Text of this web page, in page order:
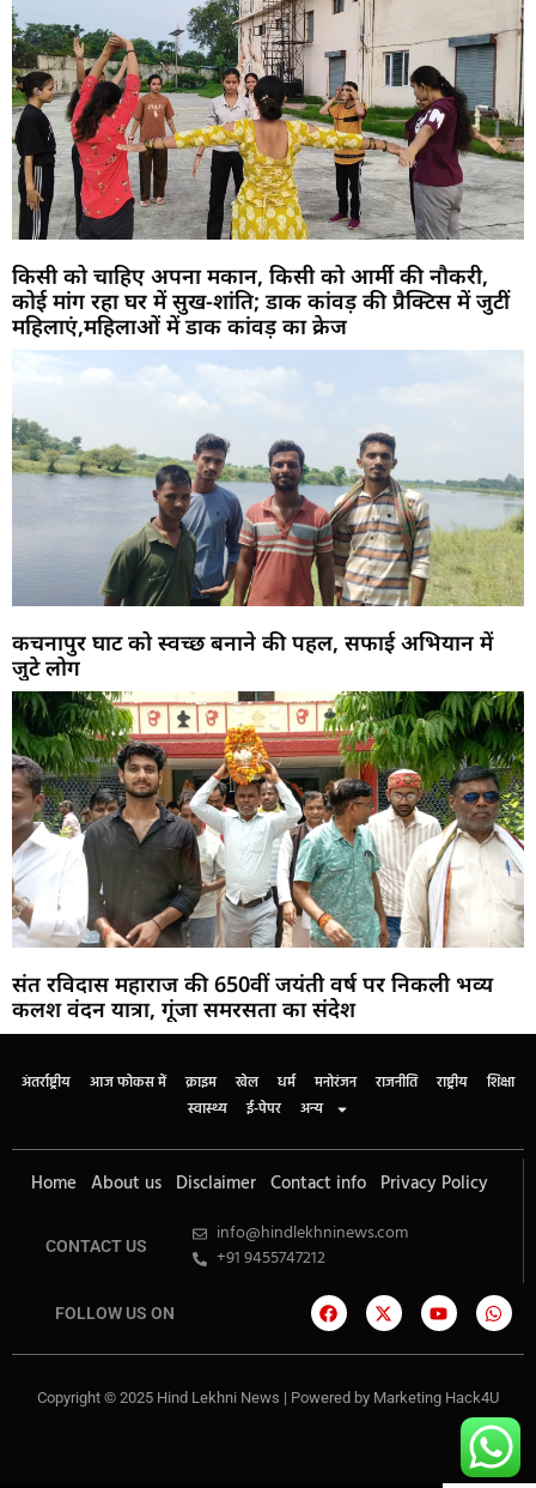
किसी को चाहिए अपना मकान, किसी को आर्मी की नौकरी,
कोई मांग रहा घर में सुख-शांति; डाक कांवड़ की प्रैक्टिस में जुटीं
महिलाएं,महिलाओं में डाक कांवड़ का क्रेज
कचनापुर घाट को स्वच्छ बनाने की पहल, सफाई अभियान में
जुटे लोग
संत रविदास महाराज की 650वीं जयंती वर्ष पर निकली भव्य
कलश वंदन यात्रा, गूंजा समरसता का संदेश
अंतर्राष्ट्रीय आज फोकस में क्राइम खेल धर्म मनोरंजन राजनीति राष्ट्रीय
शिक्षा
स्वास्थ्य
ई-पेपर अन्य
Home About us Disclaimer Contact info Privacy Policy
CONTACT US
info@hindlekhninews.com
+91 9455747212
FOLLOW US ON
Copyright © 2025 Hind Lekhni News | Powered by Marketing Hack4U